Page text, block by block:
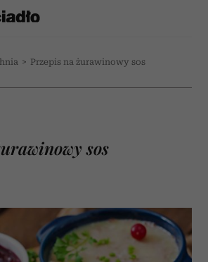
> Przepis na żurawinowy sos
sos